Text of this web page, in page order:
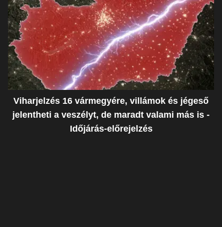
Viharjelzés 16 vármegyére, villámok és jégeső
jelentheti a veszélyt, de maradt valami más is -
Időjárás-előrejelzés